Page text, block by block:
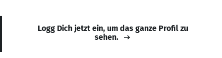
Logg Dich jetzt ein, um das ganze Profil zu
sehen.